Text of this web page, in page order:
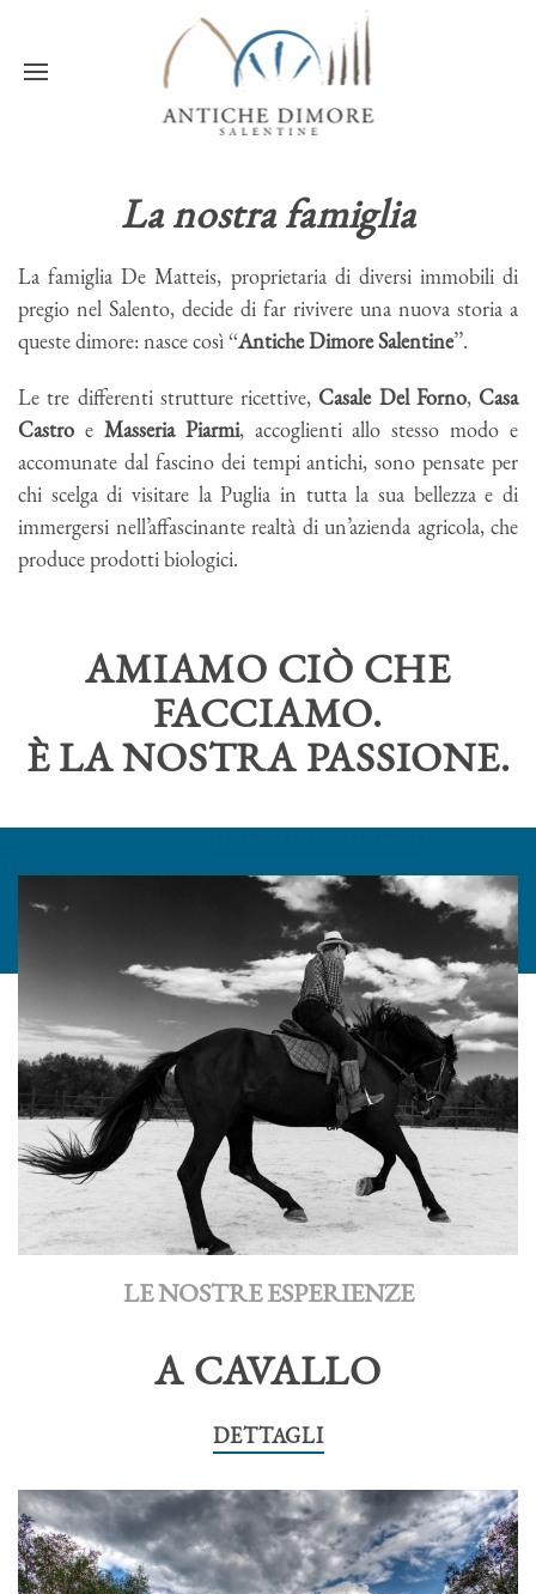
La nostra famiglia
La famiglia De Matteis, proprietaria di diversi immobili di
pregio nel Salento, decide di far rivivere una nuova storia a
queste dimore: nasce così ‘‘Antiche Dimore Salentine’’.
Le tre differenti strutture ricettive, Casale Del Forno,Casa
Castro e Masseria Piarmi, accoglienti allo stesso modo e
accomunate dal fascino dei tempi antichi, sono pensate per
chi scelga di visitare la Puglia in tutta la sua bellezza e di
immergersi nell’affascinante realtà di un’azienda agricola, che
produce prodotti biologici.
AMIAMO CIÒ CHE
FACCIAMO.
È LA NOSTRA PASSIONE.
LE NOSTRE ESPERIENZE
A CAVALLO
DETTAGLI